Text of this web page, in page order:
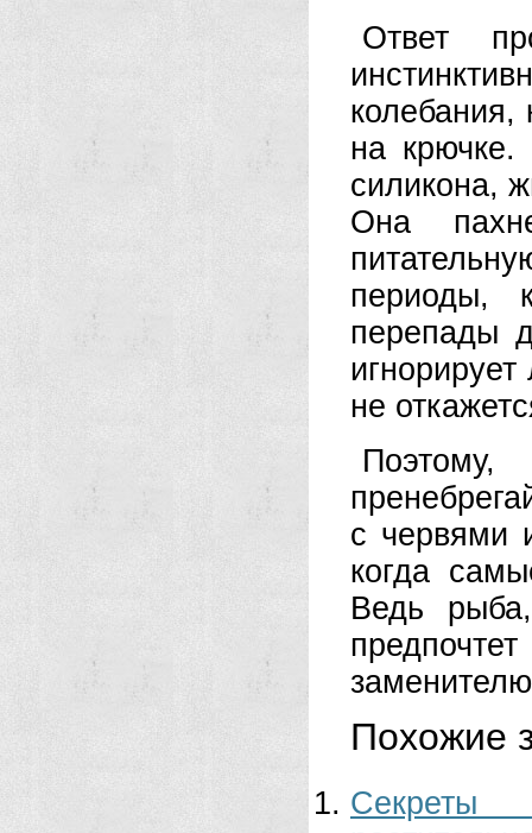
Ответ
колебания,
на крючке.
силикона,
Она
периоды,
перепады
не
с червями
когда
Ведь
Похожие
Секреты